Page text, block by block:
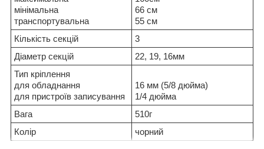
мінімальна
транспортувальна
66 см
55 см
Кількість секцій
3
Діаметр секцій
22, 19, 16мм
Тип кріплення
для обладнання
для пристроїв записування
16 мм (5/8 дюйма)
1/4 дюйма
Вага
510г
Колір
чорний